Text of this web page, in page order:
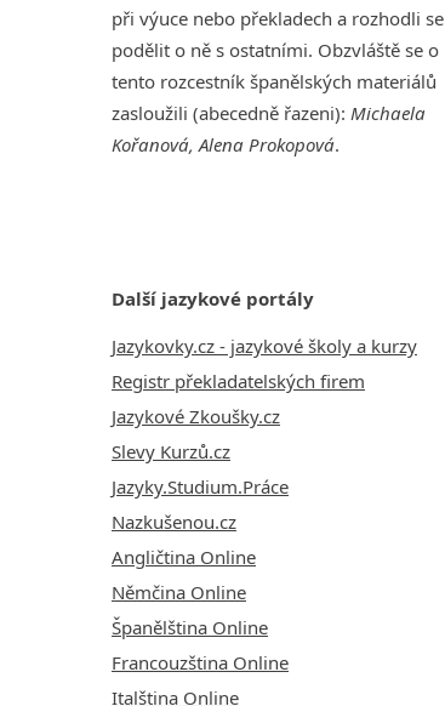
při výuce nebo překladech a rozhodli se
podělit o ně s ostatními. Obzvláště se o
tento rozcestník španělských materiálů
zasloužili (abecedně řazeni): Michaela
Kořanová, Alena Prokopová.
Další jazykové portály
Jazykovky.cz - jazykové školy a kurzy
Registr překladatelských firem
Jazykové Zkoušky.cz
Slevy Kurzů.cz
Jazyky.Studium.Práce
Nazkušenou.cz
Angličtina Online
Němčina Online
Španělština Online
Francouzština Online
Italština Online